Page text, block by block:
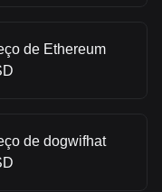
de Ethereum
de dogwifhat